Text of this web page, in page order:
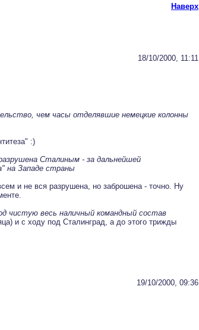
Наверх
18/10/2000, 11:11
чем часы отделявшие немецкие колонны
:)
Сталиным - за дальнейшей
на Западе страны
и не вся разрушена, но заброшена - точно. Ну
чистую весь наличный командный состав
и с ходу под Сталинград, а до этого трижды
19/10/2000, 09:36